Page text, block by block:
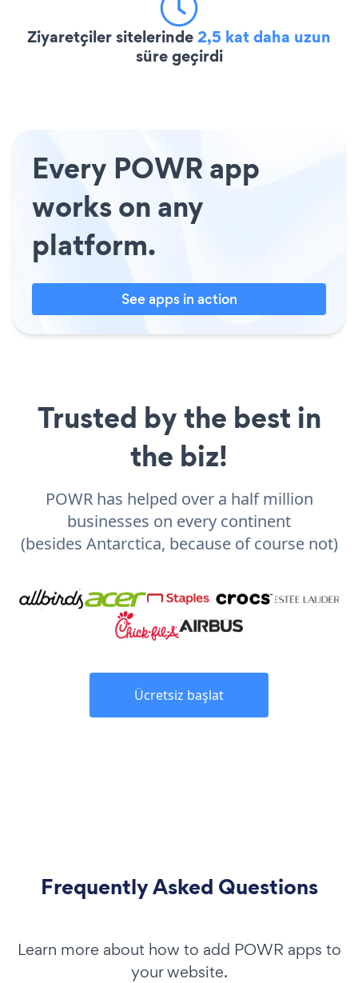
Ziyaretçiler sitelerinde2,5 kat daha uzun
süre geçirdi
Every POWR app
works on any
platform.
See apps in action
Trusted by the best in
the biz!
POWR has helped over a half million
businesses on every continent
(besides Antarctica, because of course not)
Ücretsiz başlat
Frequently Asked Questions
Learn more about how to add POWR apps to
your website.